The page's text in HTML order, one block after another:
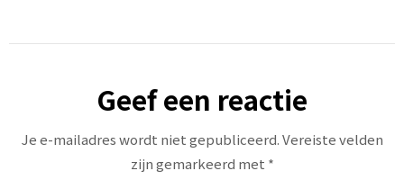
Geef een reactie
Je e-mailadres wordt niet gepubliceerd.Vereiste velden
zijn gemarkeerd met *